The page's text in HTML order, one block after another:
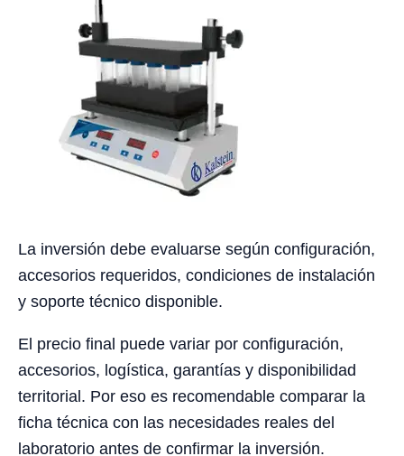
La inversión debe evaluarse según configuración,
accesorios requeridos, condiciones de instalación
y soporte técnico disponible.
El precio final puede variar por configuración,
accesorios, logística, garantías y disponibilidad
territorial. Por eso es recomendable comparar la
ficha técnica con las necesidades reales del
laboratorio antes de confirmar la inversión.